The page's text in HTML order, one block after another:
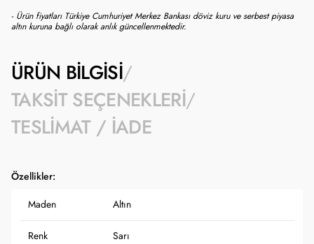
- Ürün fiyatları Türkiye Cumhuriyet Merkez Bankası döviz kuru ve serbest piyasa
altın kuruna bağlı olarak anlık güncellenmektedir.
ÜRÜN BILGISI
TAKSIT SEÇENEKLERI
TESLIMAT / İADE
Özellikler:
Maden Altın
Renk Sarı